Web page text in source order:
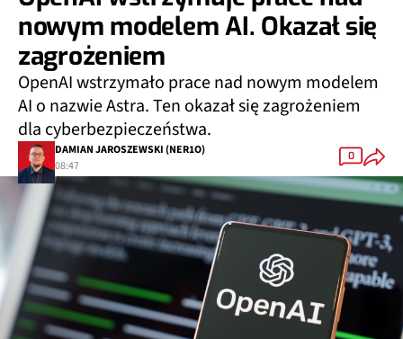
nowym modelem AI. Okazał się
zagrożeniem
OpenAI wstrzymało prace nad nowym modelem
AI o nazwie Astra. Ten okazał się zagrożeniem
dla cyberbezpieczeństwa.
DAMIAN JAROSZEWSKI (NER1O)
08:47
0